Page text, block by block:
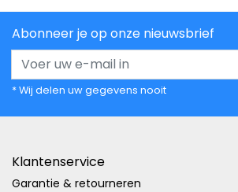
Abonneer je op onze nieuwsbrief
* Wij delen uw gegevens nooit
Klantenservice
Garantie & retourneren